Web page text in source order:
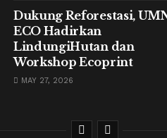
Dukung Reforestasi,
ECO Hadirkan
LindungiHutan dan
Workshop Ecoprint
MAY 27, 2026